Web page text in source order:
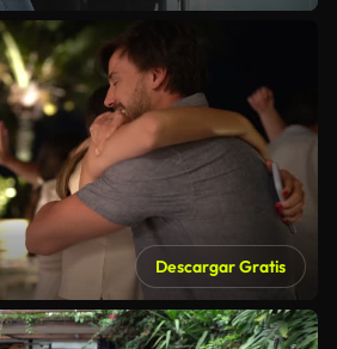
Descargar Gratis